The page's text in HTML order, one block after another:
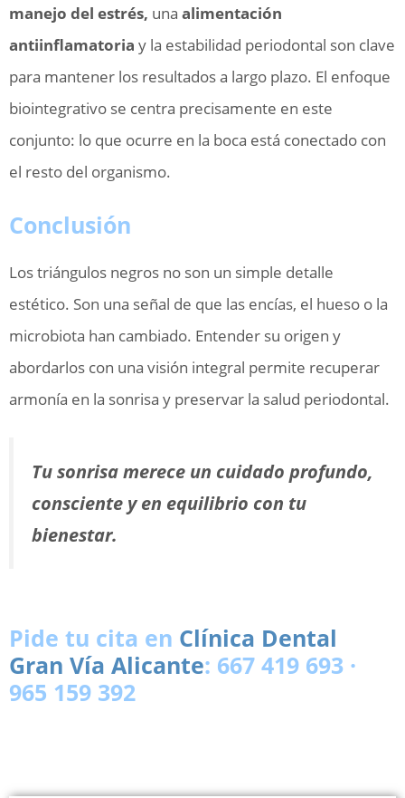
manejo del estrés, una alimentación
antiinflamatoria y la estabilidad periodontal son clave
para mantener los resultados a largo plazo. El enfoque
biointegrativo se centra precisamente en este
conjunto: lo que ocurre en la boca está conectado con
el resto del organismo.
Conclusión
Los triángulos negros no son un simple detalle
estético. Son una señal de que las encías, el hueso o la
microbiota han cambiado. Entender su origen y
abordarlos con una visión integral permite recuperar
armonía en la sonrisa y preservar la salud periodontal.
Tu sonrisa merece un cuidado profundo,
consciente y en equilibrio con tu
bienestar.
Pide tu cita en Clínica Dental
Gran Vía Alicante: 667 419 693 ·
965 159 392